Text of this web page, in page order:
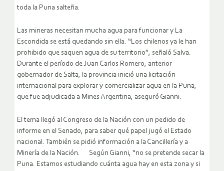
toda la Puna salteña.
Las mineras necesitan mucha agua para funcionar y La
Escondida se está quedando sin ella. “Los chilenos ya le han
prohibido que saquen agua de su territorio”, señaló Salva.
Durante el período de Juan Carlos Romero, anterior
gobernador de Salta, la provincia inició una licitación
internacional para explorar y comercializar agua en la Puna,
que fue adjudicada a Mines Argentina, aseguró Gianni.
El tema llegó al Congreso de la Nación con un pedido de
informe en el Senado, para saber qué papel jugó el Estado
nacional. También se pidió información a la Cancillería y a
Minería de la Nación. Según Gianni, “no se pretende secar la
Puna. Estamos estudiando cuánta agua hay en esta zona y si